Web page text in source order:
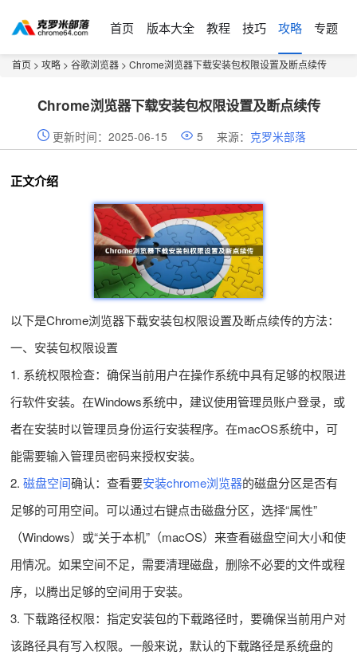
首页 版本大全 教程 技巧 攻略 专题
首页 > 攻略 > 谷歌浏览器 > Chrome浏览器下载安装包权限设置及断点续传
Chrome浏览器下载安装包权限设置及断点续传
更新时间：2025-06-15 5 来源： 克罗米部落
正文介绍
以下是Chrome浏览器下载安装包权限设置及断点续传的方法：
一、安装包权限设置
1. 系统权限检查：确保当前用户在操作系统中具有足够的权限进
行软件安装。在Windows系统中，建议使用管理员账户登录，或
者在安装时以管理员身份运行安装程序。在macOS系统中，可
能需要输入管理员密码来授权安装。
2. 磁盘空间确认：查看要安装chrome浏览器的磁盘分区是否有
足够的可用空间。可以通过右键点击磁盘分区，选择“属性”
（Windows）或“关于本机”（macOS）来查看磁盘空间大小和使
用情况。如果空间不足，需要清理磁盘，删除不必要的文件或程
序，以腾出足够的空间用于安装。
3. 下载路径权限：指定安装包的下载路径时，要确保当前用户对
该路径具有写入权限。一般来说，默认的下载路径是系统盘的